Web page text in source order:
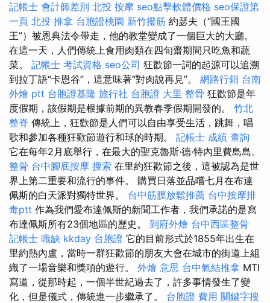
記帳士 會計師差別 北投 按摩 seo點擊軟體價格 seo保證第
一頁 北投 推拿 台胞證桃園 新竹撥筋 約瑟夫（“國王國
王”）被恩典法令帶走，他的教堂變成了一個巨大的大廳。
在這一天，人們傳統上食用肉類在四旬齋期間只吃魚和蔬
菜。 記帳士 考試資格 seo公司 狂歡節一詞的起源可以追溯
到拉丁語“卡恩谷”，這意味著“對肉說再見”。 網路行銷 台南
外燴 ptt 台胞證基隆 旅行社 台胞證 大里 整骨 狂歡節是年
度假期，該假期是根據前期的異教春季假期開發的。 竹北
整脊 傳統上，狂歡節是人們可以自由享受生活，跳舞，唱
歌和參加各種狂歡節遊行和球的時期。 記帳士 成績 查詢
它在每年2月底舉行，在最大的聖克魯斯·德·特內里費島島。
整骨 台中腳底按摩 搜索 在里約狂歡節之後，這被認為是世
界上第二重要和流行的事件。 購買日落並品嚐七月在布達
佩斯的白天派對獨特世界。 台中筋膜放鬆推薦 台中按摩排
毒ptt 作為我們愛布達佩斯的新聞工作者，我們承諾的是寫
布達佩斯所有23個地區的歷史。 到府外燴 台中西區整骨
記帳士 職缺 kkday 台胞證 它的目前形式於1855年出生在
里約熱內盧，當時一群狂歡節的朋友大會在城市的街道上組
織了一場音樂和獎項的遊行。 外燴 意思 台中氣結推拿 MTI
寫道，從那時起，一個半世紀過去了，許多事情發生了變
化，但是儀式，傳統進一步繼承了。 台胞證 費用 關鍵字搜